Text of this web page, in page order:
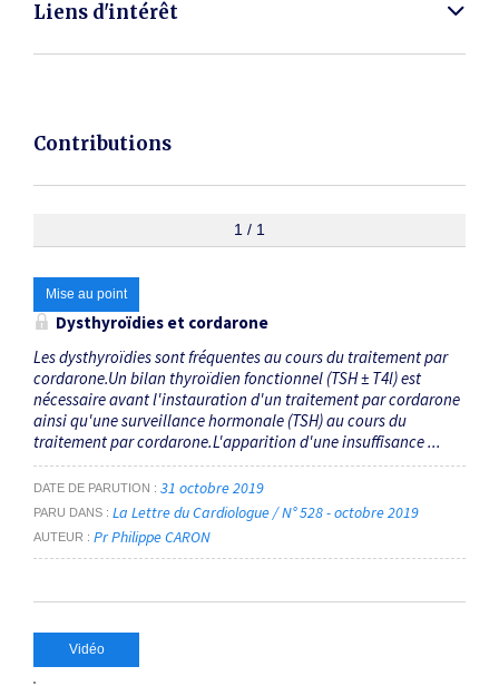
Liens d'intérêt
Contributions
1 / 1
Mise au point
Dysthyroïdies et cordarone
Les dysthyroïdies sont fréquentes au cours du traitement par
cordarone.Un bilan thyroïdien fonctionnel (TSH ± T4l) est
nécessaire avant l'instauration d'un traitement par cordarone
ainsi qu'une surveillance hormonale (TSH) au cours du
traitement par cordarone.L'apparition d'une insuffisance ...
DATE DE PARUTION 31 octobre 2019
PARU DANS La Lettre du Cardiologue / N° 528 - octobre 2019
AUTEUR Pr Philippe CARON
Vidéo